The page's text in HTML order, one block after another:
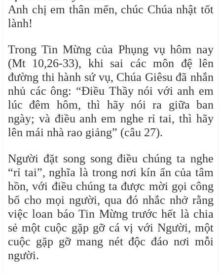
Anh chị em thân mến, chúc Chúa nhật tốt
lành!
Trong Tin Mừng của Phụng vụ hôm nay
(Mt 10,26-33), khi sai các môn đệ lên
đường thi hành sứ vụ, Chúa Giêsu đã nhắn
nhủ các ông: “Điều Thầy nói với anh em
lúc đêm hôm, thì hãy nói ra giữa ban
ngày; và điều anh em nghe rỉ tai, thì hãy
lên mái nhà rao giảng” (câu 27).
Người đặt song song điều chúng ta nghe
“rỉ tai”, nghĩa là trong nơi kín ẩn của tâm
hồn, với điều chúng ta được mời gọi công
bố cho mọi người, qua đó nhắc nhở rằng
việc loan báo Tin Mừng trước hết là chia
sẻ một cuộc gặp gỡ cá vị với Người, một
cuộc gặp gỡ mang nét độc đáo nơi mỗi
người.